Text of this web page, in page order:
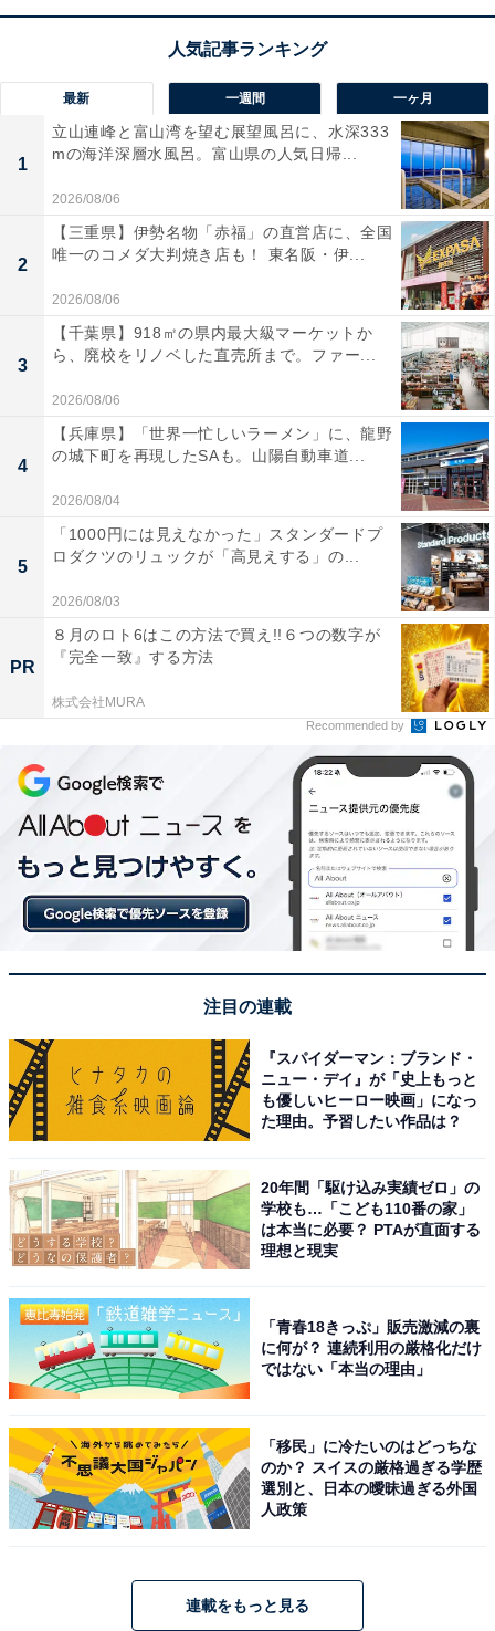
最新 一週間 一ヶ月
1
立山連峰と富山湾を望む展望風呂に、水深333
mの海洋深層水風呂。富山県の人気日帰...
2026/08/06
2
【三重県】伊勢名物「赤福」の直営店に、全国
唯一のコメダ大判焼き店も！ 東名阪・伊...
2026/08/06
3
【千葉県】918㎡の県内最大級マーケットか
ら、廃校をリノベした直売所まで。ファー...
2026/08/06
4
【兵庫県】「世界一忙しいラーメン」に、龍野
の城下町を再現したSAも。山陽自動車道...
2026/08/04
5
「1000円には見えなかった」スタンダードプ
ロダクツのリュックが「高見えする」の...
2026/08/03
PR
８月のロト6はこの方法で買え!!６つの数字が
『完全一致』する方法
株式会社MURA
Recommended by
注目の連載
『スパイダーマン：ブランド・
ニュー・デイ』が「史上もっと
も優しいヒーロー映画」になっ
た理由。予習したい作品は？
20年間「駆け込み実績ゼロ」の
学校も…「こども110番の家」
は本当に必要？ PTAが直面する
理想と現実
「青春18きっぷ」販売激減の裏
に何が？ 連続利用の厳格化だけ
ではない「本当の理由」
「移民」に冷たいのはどっちな
のか？ スイスの厳格過ぎる学歴
選別と、日本の曖昧過ぎる外国
人政策
連載をもっと見る